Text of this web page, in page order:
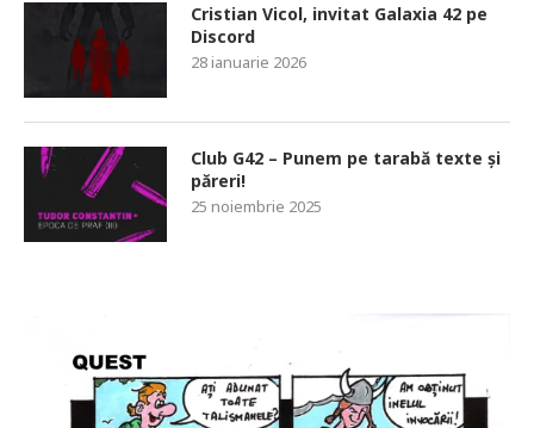
Cristian Vicol, invitat Galaxia 42 pe
Discord
28 ianuarie 2026
Club G42 – Punem pe tarabă texte și
păreri!
25 noiembrie 2025